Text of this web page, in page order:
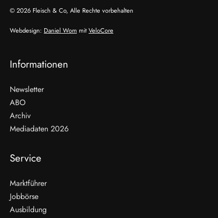
© 2026 Fleisch & Co, Alle Rechte vorbehalten
Webdesign: Daniel Wom mit VeloCore
Informationen
Newsletter
ABO
Archiv
Mediadaten 2026
Service
Marktführer
Jobbörse
Ausbildung